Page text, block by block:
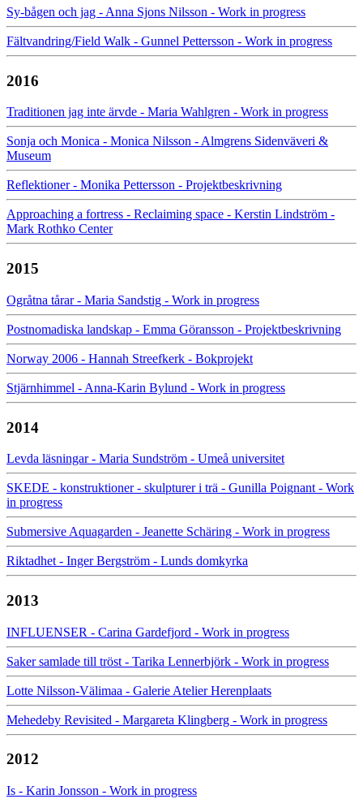
Sy-bågen och jag - Anna Sjons Nilsson - Work in progress
Fältvandring/Field Walk - Gunnel Pettersson - Work in progress
2016
Traditionen jag inte ärvde - Maria Wahlgren - Work in progress
Sonja och Monica - Monica Nilsson - Almgrens Sidenväveri &
Museum
Reflektioner - Monika Pettersson - Projektbeskrivning
Approaching a fortress - Reclaiming space - Kerstin Lindström -
Mark Rothko Center
2015
Ogråtna tårar - Maria Sandstig - Work in progress
Postnomadiska landskap - Emma Göransson - Projektbeskrivning
Norway 2006 - Hannah Streefkerk - Bokprojekt
Stjärnhimmel - Anna-Karin Bylund - Work in progress
2014
Levda läsningar - Maria Sundström - Umeå universitet
SKEDE - konstruktioner - skulpturer i trä - Gunilla Poignant - Work
in progress
Submersive Aquagarden - Jeanette Schäring - Work in progress
Riktadhet - Inger Bergström - Lunds domkyrka
2013
INFLUENSER - Carina Gardefjord - Work in progress
Saker samlade till tröst - Tarika Lennerbjörk - Work in progress
Lotte Nilsson-Välimaa - Galerie Atelier Herenplaats
Mehedeby Revisited - Margareta Klingberg - Work in progress
2012
Is - Karin Jonsson - Work in progress